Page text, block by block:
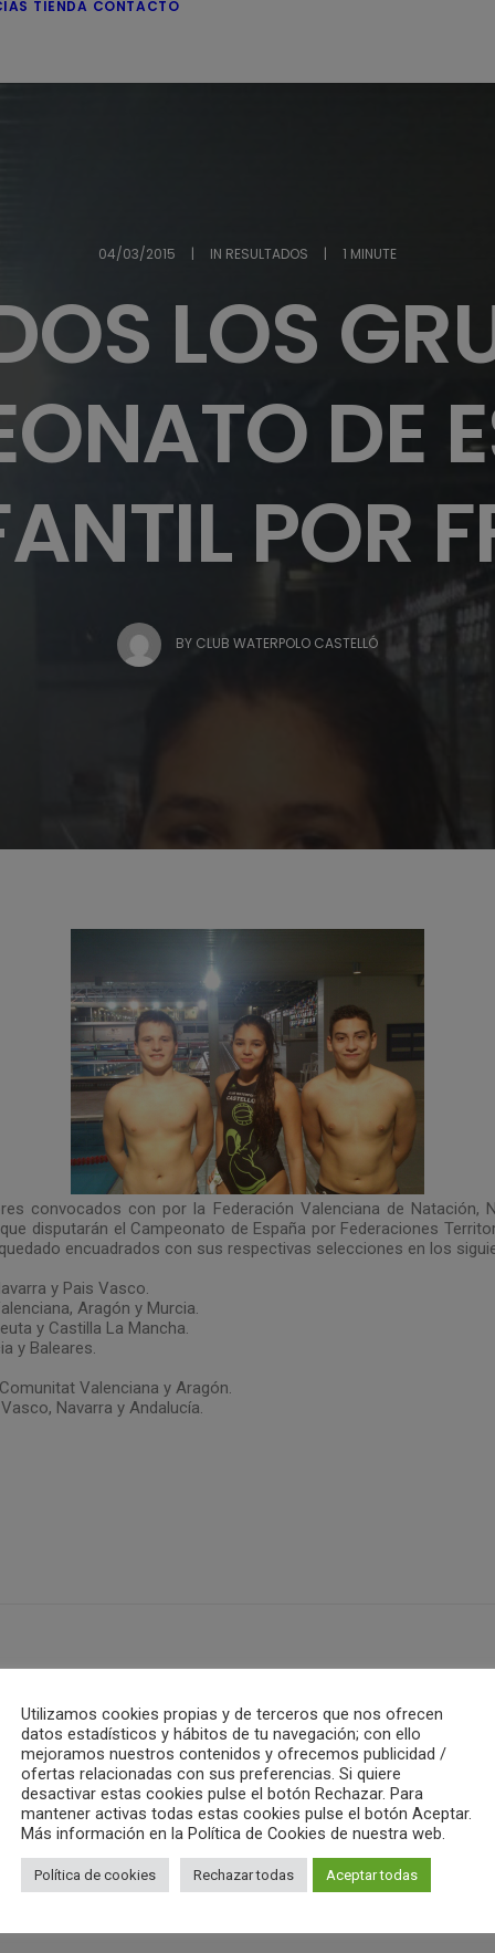
TIENDA CONTACTO
04/03/2015 | IN RESULTADOS | 1 MINUTE
LOS
DE
POR
BY CLUB WATERPOLO CASTELLÓ
convocados con por la Federación Valenciana de Natación,
disputarán el Campeonato de España por Federaciones
encuadrados con sus respectivas selecciones en los
y Pais Vasco.
Aragón y Murcia.
y Castilla La Mancha.
y Baleares.
Valenciana y Aragón.
Navarra y Andalucía.
ALL AUTHOR POSTS
Utilizamos cookies propias y de terceros que nos ofrecen
datos estadísticos y hábitos de tu navegación; con ello
mejoramos nuestros contenidos y ofrecemos publicidad /
ofertas relacionadas con sus preferencias. Si quiere
desactivar estas cookies pulse el botón Rechazar. Para
mantener activas todas estas cookies pulse el botón Aceptar.
Más información en la Política de Cookies de nuestra web.
Política de cookies Rechazar todas Aceptar todas